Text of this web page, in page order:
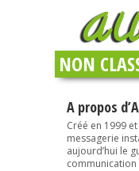
NON
A propos
Créé en 1999
messagerie
aujourd’hui le
communication